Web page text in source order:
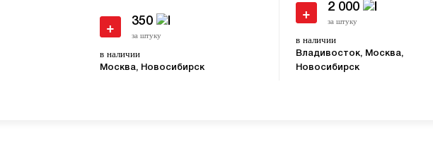
+
350
за штуку
в наличии
Москва, Новосибирск
+
2 000
за штуку
в наличии
Владивосток, Москва,
Новосибирск